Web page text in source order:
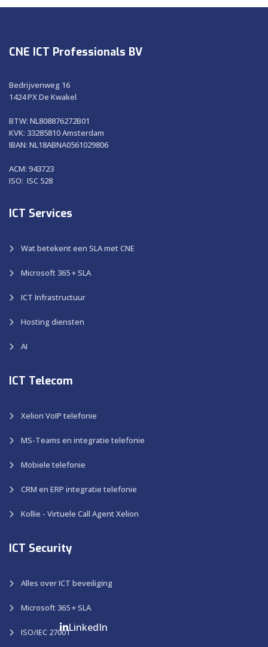
LinkedIn
CNE ICT Professionals BV
Bedrijvenweg 16
1424 PX De Kwakel
BTW: NL808876272B01
KVK: 33285810 Amsterdam
IBAN: NL18ABNA0561029806
ACM: 943723
ISO: ISC 528
ICT Services
Wat betekent een SLA met CNE
Microsoft 365 + SLA
ICT Infrastructuur
Hosting diensten
AI
ICT Telecom
Xelion VoIP telefonie
MS-Teams en integratie telefonie
Mobiele telefonie
CRM en ERP integratie telefonie
Kollie - Virtuele Call Agent Xelion
ICT Security
Alles over ICT beveiliging
Microsoft 365 + SLA
ISO/IEC 27001